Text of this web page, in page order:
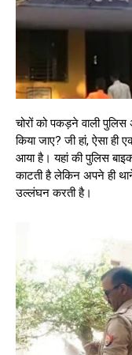
चोरों को पकड़ने वाली
किया जाए? जी हां, ऐसा ही
आया है। यहां की पुलिस
काटती है लेकिन अपने ही
उल्लंघन करती है।